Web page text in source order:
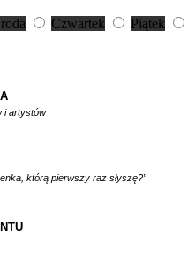
Czwartek
Piątek
i artystów
którą pierwszy raz słyszę?”